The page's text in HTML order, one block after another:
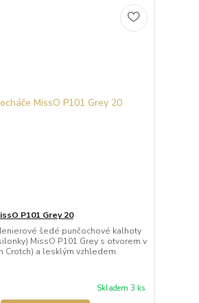
P101 Grey 20
šedé punčochové kalhoty
MissO P101 Grey s otvorem v
Crotch) a lesklým vzhledem.
Skladem 3 ks